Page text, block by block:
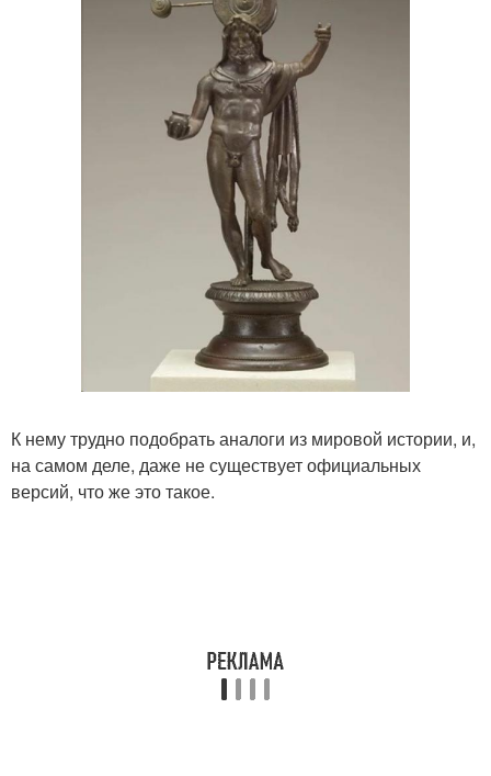
К нему трудно подобрать аналоги из мировой истории, и,
на самом деле, даже не существует официальных
версий, что же это такое.